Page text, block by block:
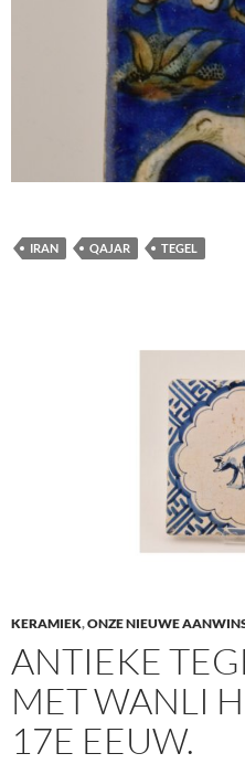
IRAN QAJAR TEGEL
KERAMIEK,ONZE NIEUWE
ANTIEKE
MET WANLI
17E EEUW.